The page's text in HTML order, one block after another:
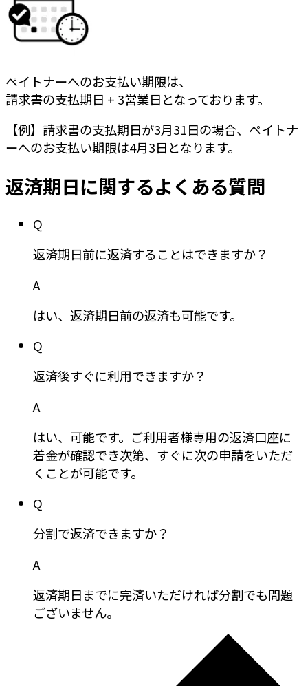
ペイトナーへのお支払い期限は、
請求書の支払期日 + 3営業日となっております。
【例】請求書の支払期日が3月31日の場合、ペイトナ
ーへのお支払い期限は4月3日となります。
返済期日に関するよくある質問
Q
返済期日前に返済することはできますか？
A
はい、返済期日前の返済も可能です。
Q
返済後すぐに利用できますか？
A
はい、可能です。ご利用者様専用の返済口座に
着金が確認でき次第、すぐに次の申請をいただ
くことが可能です。
Q
分割で返済できますか？
A
返済期日までに完済いただければ分割でも問題
ございません。